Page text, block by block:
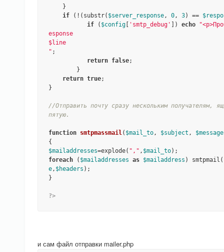
if (!(substr( $server_response, 0, 3) ==
if ( $config 'smtp_debug' ]) echo
esponse
$line
" ;
return false;
return true;
}
//Отправить почту сразу нескольким получателям,
пятую.
function smtpmassmail( $mail_to, $subject , $message
$mailaddresses=explode( "," , $mail_to
foreach ( $mailaddresses as $mailaddress ) smtpmail(
e, $headers );
}
?>
и сам файл отправки mailer.php